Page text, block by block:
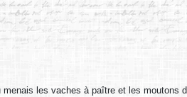
menais les vaches à paître et les moutons